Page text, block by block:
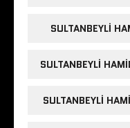
SULTANBEYLI
SULTANBEYLI
SULTANBEYLI